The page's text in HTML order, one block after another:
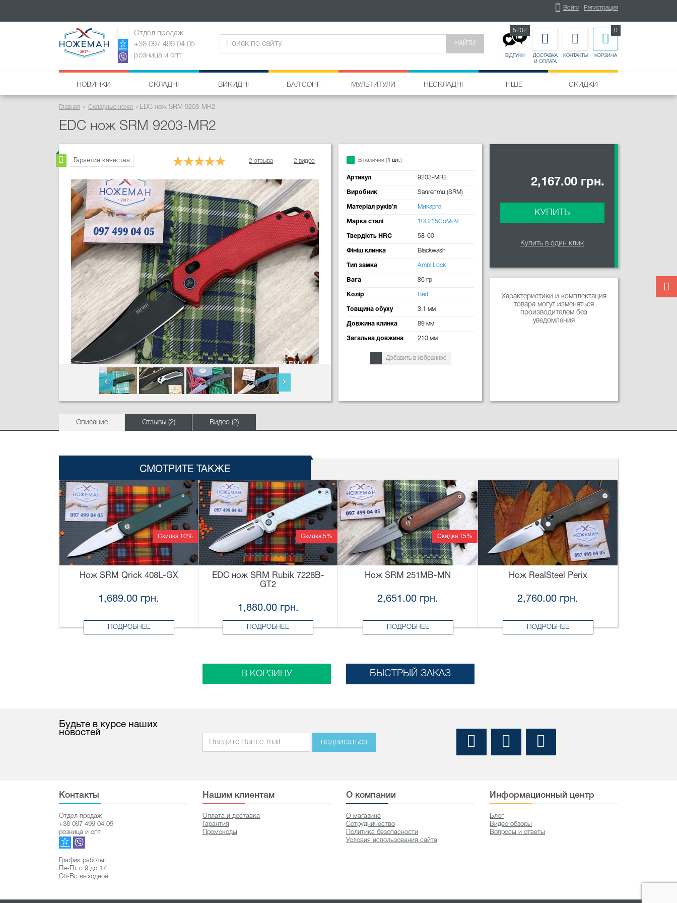
Войти Регистрация
Отдел продаж
+38 097 499 04 05
розница и опт
НАЙТИ
ВІДГУКИ
5202
ДОСТАВКА
И ОПЛАТА
КОНТАКТЫ КОРЗИНА
0
НОВИНКИ СКЛАДНІ ВИКИДНІ БАЛІСОНГ МУЛЬТИТУЛИ НЕСКЛАДНІ ІНШЕ СКИДКИ
Главная Складные ножи EDC нож SRM 9203-MR2
EDC нож SRM 9203-MR2
Гарантия качества 2 отзыва 2 видео В наличии (1 шт.)
Артикул 9203-MR2
Виробник Sanrenmu (SRM)
Матеріал руків'я Микарта
Марка сталі 10Cr15CoMoV
Твердість HRC 58-60
Фініш клинка Blackwash
Тип замка Ambi Lock
Вага 86 гр
Колір Red
Товщина обуху 3.1 мм
Довжина клинка 89 мм
Загальна довжина 210 мм
Добавить в избранное
2,167.00 грн.
КУПИТЬ
Купить в один клик
Характеристики и комплектация
товара могут изменяться
производителем без
уведомления
Описание Отзывы (2) Видео (2)
СМОТРИТЕ ТАКЖЕ
Скидка 10%
Нож SRM Qrick 408L-GX
1,689.00 грн.
ПОДРОБНЕЕ
Скидка 5%
EDC нож SRM Rubik 7228B-
GT2
1,880.00 грн.
ПОДРОБНЕЕ
Скидка 15%
Нож SRM 251MB-MN
2,651.00 грн.
ПОДРОБНЕЕ
Нож RealSteel Perix
2,760.00 грн.
ПОДРОБНЕЕ
В КОРЗИНУ БЫСТРЫЙ ЗАКАЗ
Будьте в курсе наших
новостей
подписаться
Контакты
Отдел продаж
+38 097 499 04 05
розница и опт
График работы:
Пн-Пт с 9 до 17
Сб-Вс выходной
Нашим клиентам
Оплата и доставка
Гарантия
Промокоды
О компании
О магазине
Сотрудничество
Политика безопасности
Условия использования сайта
Информационный центр
Блог
Видео обзоры
Вопросы и ответы